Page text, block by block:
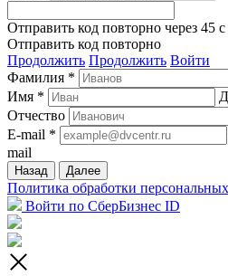
Отправить код повторно через 45 c
Отправить код повторно
Продолжить Продолжить Войти
Фамилия *
Имя *
Отчество
E-mail *
mail
Назад Далее
Политика обработки
Войти по СберБизнес ID